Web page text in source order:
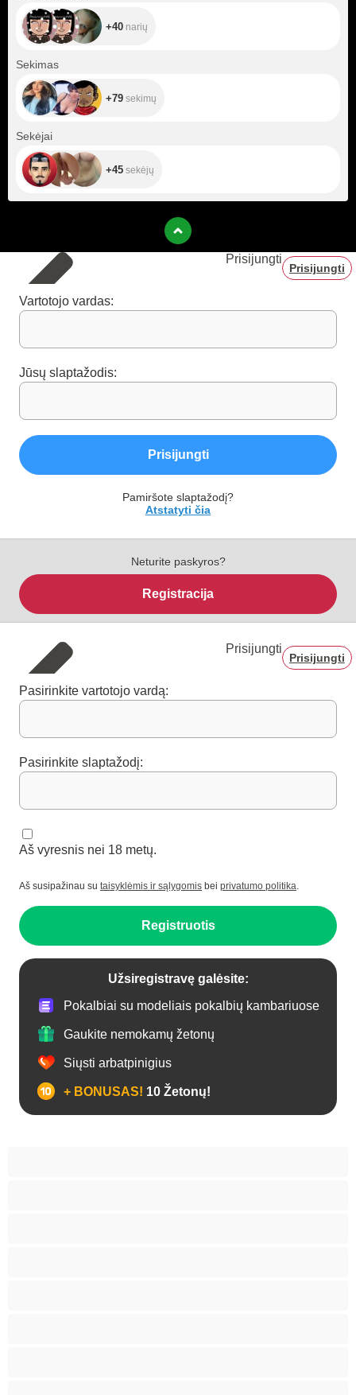
+40 narių
Sekimas
+79 sekimų
Sekėjai
+45 sekėjų
Prisijungti
Prisijungti
Vartotojo vardas:
Jūsų slaptažodis:
Prisijungti
Pamiršote slaptažodį?
Atstatyti čia
Neturite paskyros?
Registracija
Prisijungti
Prisijungti
Pasirinkite vartotojo vardą:
Pasirinkite slaptažodį:
Aš vyresnis nei 18 metų.
Aš susipažinau su taisyklėmis ir sąlygomis bei privatumo politika.
Registruotis
Užsiregistravę galėsite:
Pokalbiai su modeliais pokalbių kambariuose
Gaukite nemokamų žetonų
Siųsti arbatpinigius
+ BONUSAS! 10 Žetonų!